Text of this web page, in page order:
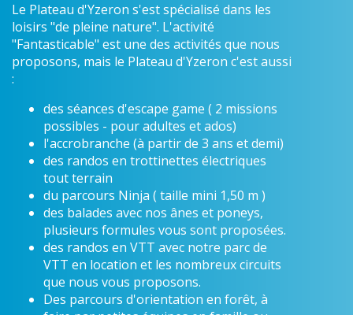
Le Plateau d'Yzeron s'est spécialisé dans les
loisirs "de pleine nature". L'activité
"Fantasticable" est une des activités que nous
proposons, mais le Plateau d'Yzeron c'est aussi
:
des séances d'escape game ( 2 missions
possibles - pour adultes et ados)
l'accrobranche (à partir de 3 ans et demi)
des randos en trottinettes électriques
tout terrain
du parcours Ninja ( taille mini 1,50 m )
des balades avec nos ânes et poneys,
plusieurs formules vous sont proposées.
des randos en VTT avec notre parc de
VTT en location et les nombreux circuits
que nous vous proposons.
Des parcours d'orientation en forêt, à